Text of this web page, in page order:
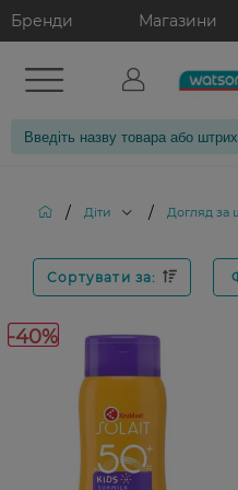
Бренди Магазини
/ Діти / Догляд за
Сортувати за:
-40%